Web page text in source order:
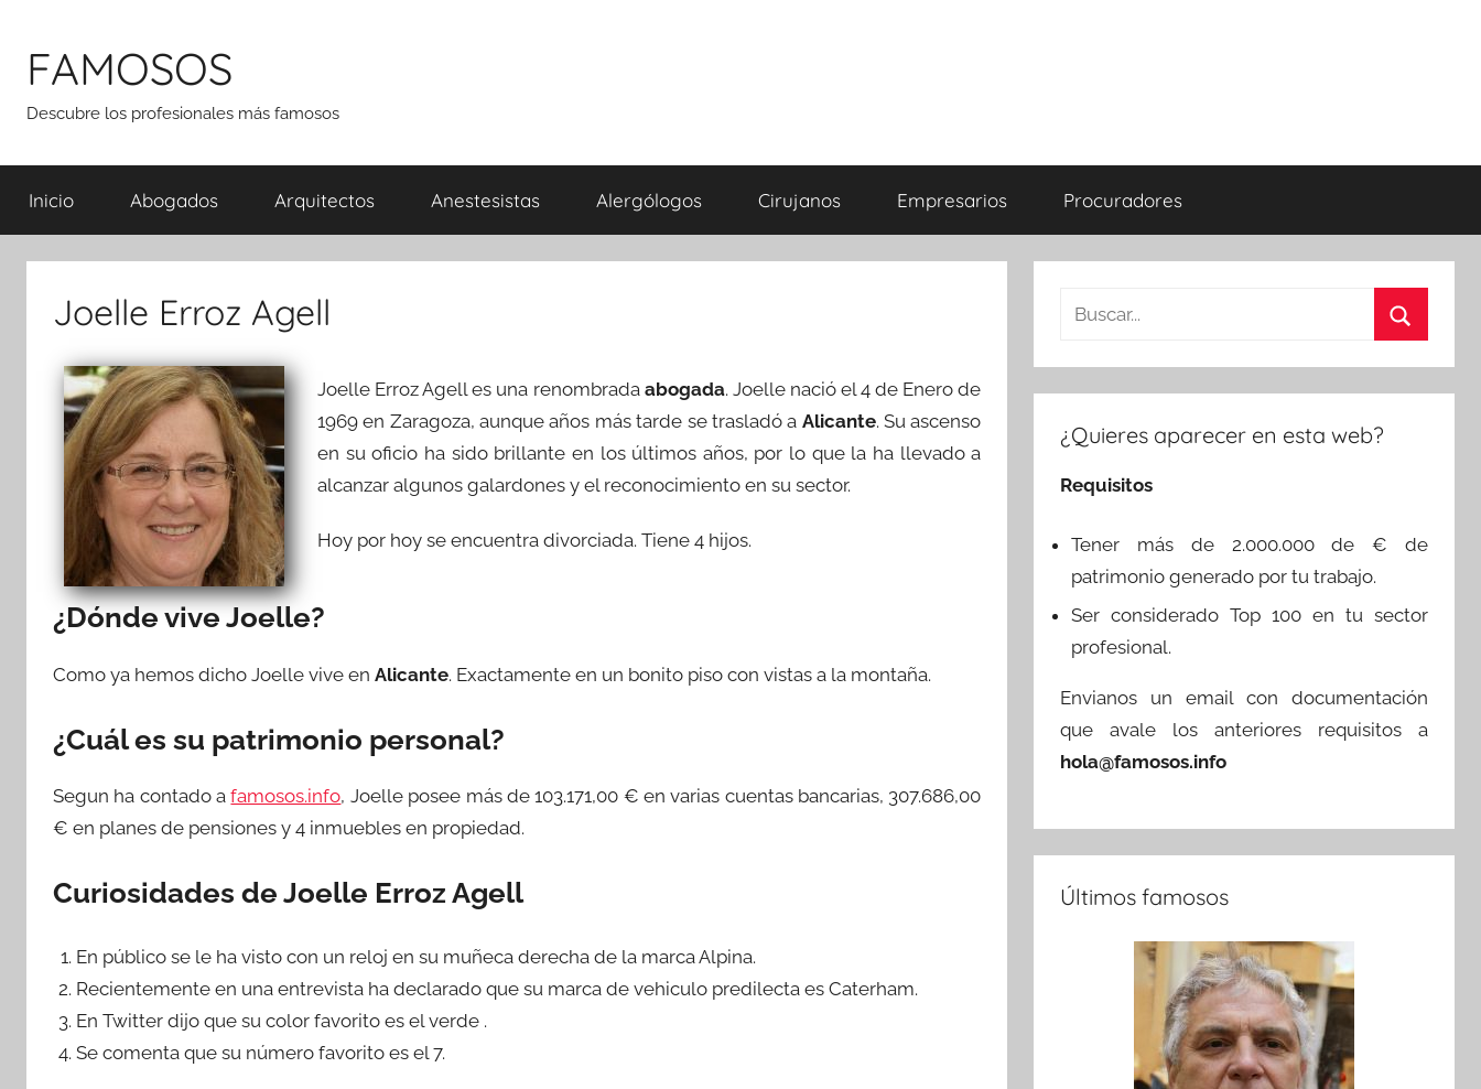
contenido
FAMOSOS
Descubre los profesionales más famosos
Inicio Abogados Arquitectos Anestesistas Alergólogos Cirujanos Empresarios Procuradores
Joelle Erroz Agell
Joelle Erroz Agell es una renombrada abogada. Joelle nació el 4 de Enero de
1969 en Zaragoza, aunque años más tarde se trasladó a Alicante. Su ascenso
en su oficio ha sido brillante en los últimos años, por lo que la ha llevado a
alcanzar algunos galardones y el reconocimiento en su sector.
Hoy por hoy se encuentra divorciada. Tiene 4 hijos.
¿Dónde vive Joelle?
Como ya hemos dicho Joelle vive en Alicante. Exactamente en un bonito piso con vistas a la montaña.
¿Cuál es su patrimonio personal?
Segun ha contado afamosos.info, Joelle posee más de 103.171,00 € en varias cuentas bancarias, 307.686,00
€ en planes de pensiones y 4 inmuebles en propiedad.
Curiosidades de Joelle Erroz Agell
En público se le ha visto con un reloj en su muñeca derecha de la marca Alpina.
Recientemente en una entrevista ha declarado que su marca de vehiculo predilecta es Caterham.
En Twitter dijo que su color favorito es el verde .
Se comenta que su número favorito es el 7.
Buscar:
¿Quieres aparecer en esta web?
Requisitos
Tener más de 2.000.000 de € de
patrimonio generado por tu trabajo.
Ser considerado Top 100 en tu sector
profesional.
Envianos un email con documentación
que avale los anteriores requisitos a
hola@famosos.info
Últimos famosos